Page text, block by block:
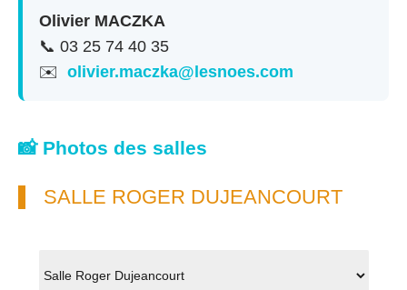
Olivier MACZKA
📞 03 25 74 40 35
✉️ olivier.maczka@lesnoes.com
📸 Photos des salles
SALLE ROGER DUJEANCOURT